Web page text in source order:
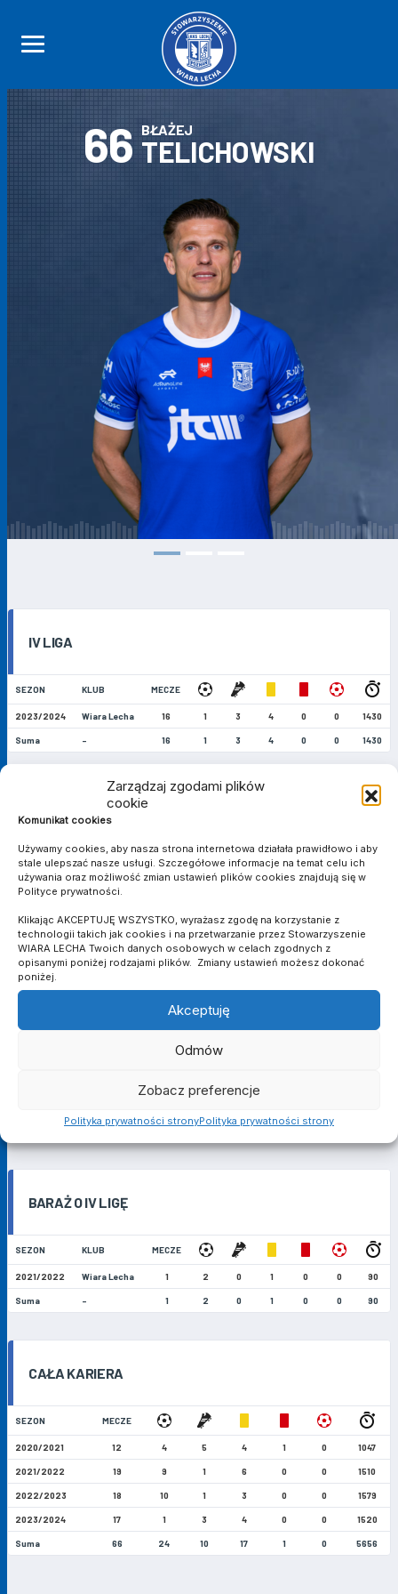
Zarządzaj zgodami plików
cookie
Komunikat cookies
Używamy cookies, aby nasza strona internetowa działała prawidłowo i aby
stale ulepszać nasze usługi. Szczegółowe informacje na temat celu ich
używania oraz możliwość zmian ustawień plików cookies znajdują się w
Polityce prywatności.
Klikając AKCEPTUJĘ WSZYSTKO, wyrażasz zgodę na korzystanie z
technologii takich jak cookies i na przetwarzanie przez Stowarzyszenie
WIARA LECHA Twoich danych osobowych w celach zgodnych z
opisanymi poniżej rodzajami plików. Zmiany ustawień możesz dokonać
poniżej.
Akceptuję
Odmów
Zobacz preferencje
Polityka prywatności stronyPolityka prywatności strony
66 BŁAŻEJ
TELICHOWSKI
IV LIGA
SEZON KLUB MECZE
2023/2024 Wiara Lecha 16 1 3 4 0 0 1430
Suma - 16 1 3 4 0 0 1430
V LIGA
SEZON KLUB MECZE
2020/2021 Wiara Lecha 0
2022/2023 Wiara Lecha 18 10 1 3 0 0 1579
Suma - 48 21 7 12 1 0 4046
PUCHAR POLSKI
- 1 0 0 0 0
BARAŻ O IV LIGĘ
SEZON KLUB MECZE
2021/2022 Wiara Lecha 1 2 0 1 0 0 90
Suma - 1 2 0 1 0 0 90
CAŁA KARIERA
SEZON MECZE
2020/2021 12 4 5 4 1 0 1047
2021/2022 19 9 1 6 0 0 1510
2022/2023 18 10 1 3 0 0 1579
2023/2024 17 1 3 4 0 0 1520
Suma 66 24 10 17 1 0 5656